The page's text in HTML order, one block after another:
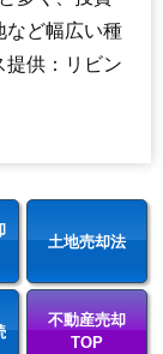
など幅広い種
提供：リビン
土地売却法
不動産売却
TOP